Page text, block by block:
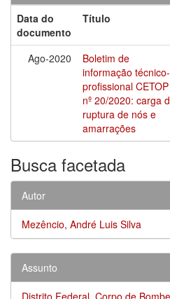
Data do
documento
Título
Ago-2020
Boletim de
informação técnico-
profissional CETOP
nº 20/2020: carga
ruptura de nós e
amarrações
Busca facetada
Autor
Mezêncio, André Luis Silva
Assunto
Distrito Federal. Corpo de